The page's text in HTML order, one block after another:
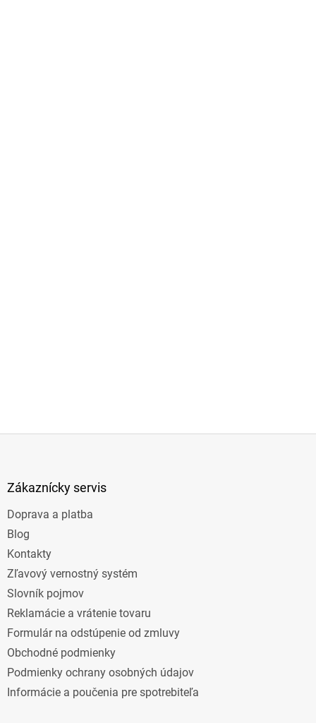
Zákaznícky servis
Doprava a platba
Blog
Kontakty
Zľavový vernostný systém
Slovník pojmov
Reklamácie a vrátenie tovaru
Formulár na odstúpenie od zmluvy
Obchodné podmienky
Podmienky ochrany osobných údajov
Informácie a poučenia pre spotrebiteľa